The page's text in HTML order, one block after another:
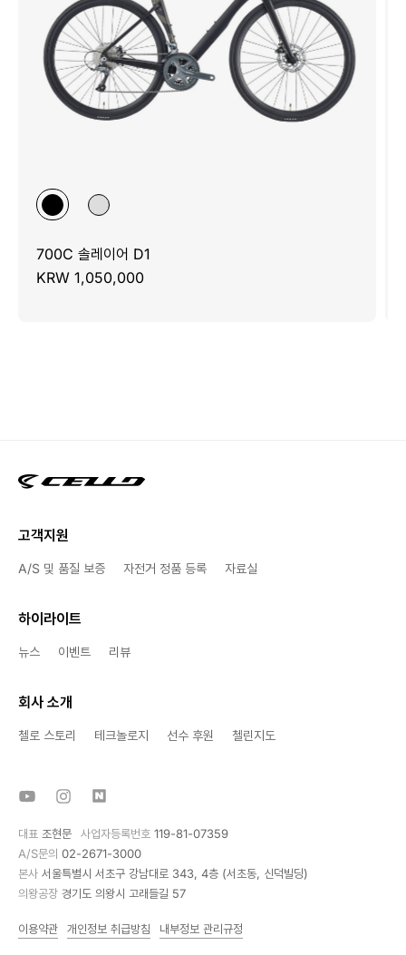
700C 솔레이어 D1
KRW 1,050,000
고객지원
A/S 및 품질 보증 자전거 정품 등록 자료실
하이라이트
뉴스 이벤트 리뷰
회사 소개
첼로 스토리 테크놀로지 선수 후원 첼린지도
대표 조현문 사업자등록번호 119-81-07359
A/S문의 02-2671-3000
본사 서울특별시 서초구 강남대로 343, 4층 (서초동, 신덕빌딩)
의왕공장 경기도 의왕시 고래들길 57
이용약관 개인정보 취급방침 내부정보 관리규정